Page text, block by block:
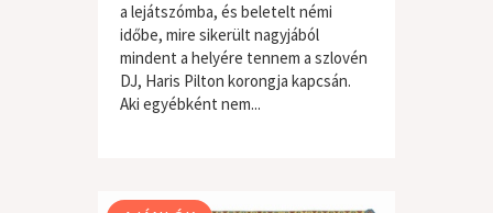
a lejátszómba, és beletelt némi
időbe, mire sikerült nagyjából
mindent a helyére tennem a szlovén
DJ, Haris Pilton korongja kapcsán.
Aki egyébként nem...
világzene / folk